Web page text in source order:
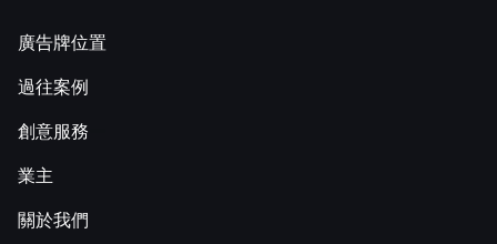
廣告牌位置
過往案例
創意服務
業主
關於我們